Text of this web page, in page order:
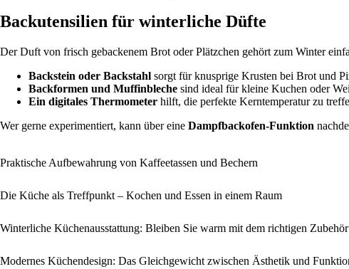
Backutensilien für winterliche Düfte
Der Duft von frisch gebackenem Brot oder Plätzchen gehört zum Winter
Backstein oder Backstahl sorgt für knusprige Krusten bei Brot und
Backformen und Muffinbleche sind ideal für kleine Kuchen oder
Ein digitales Thermometer hilft, die perfekte Kerntemperatur zu
Wer gerne experimentiert, kann über eine Dampfbackofen-Funktion
Praktische Aufbewahrung von Kaffeetassen und Bechern
Die Küche als Treffpunkt – Kochen und Essen in einem Raum
Winterliche Küchenausstattung: Bleiben Sie warm mit dem richtigen Zubehör
Modernes Küchendesign: Das Gleichgewicht zwischen Ästhetik und